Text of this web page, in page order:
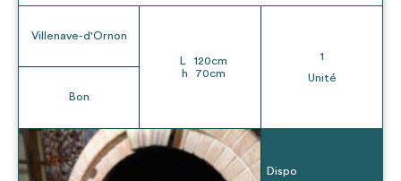
Villenave-d'Ornon
Bon
L 120cm
h
70cm
1
Unité
Dispo